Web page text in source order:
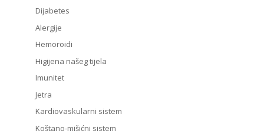
Dijabetes
Alergije
Hemoroidi
Higijena našeg tijela
Imunitet
Jetra
Kardiovaskularni sistem
Koštano-mišićni sistem